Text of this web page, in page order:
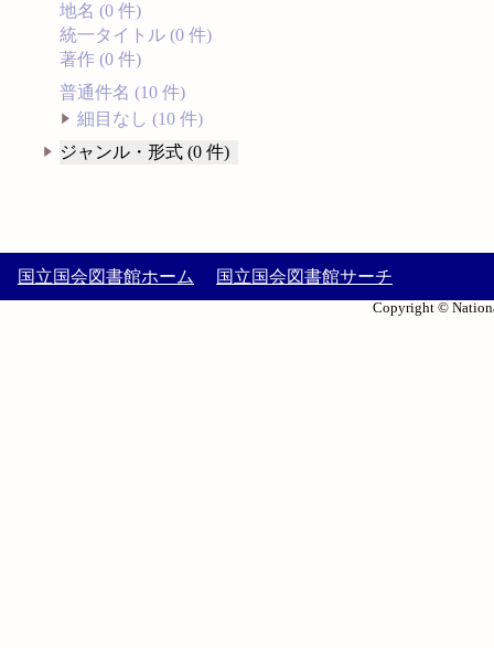
地名 (0 件)
統一タイトル (0 件)
著作 (0 件)
普通件名 (10 件)
細目なし (10 件)
ジャンル・形式 (0 件)
国立国会図書館ホーム 国立国会図書館サーチ
Copyright ©